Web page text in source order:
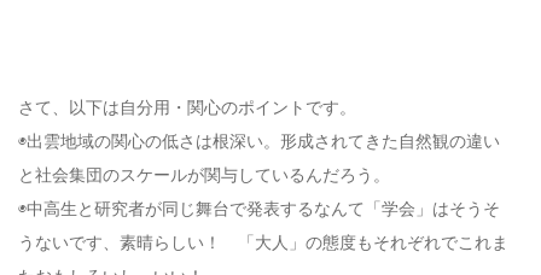
さて、以下は自分用・関心のポイントです。
◉出雲地域の関心の低さは根深い。形成されてきた自然観の違い
と社会集団のスケールが関与しているんだろう。
◉中高生と研究者が同じ舞台で発表するなんて「学会」はそうそ
うないです、素晴らしい！ 「大人」の態度もそれぞれでこれま